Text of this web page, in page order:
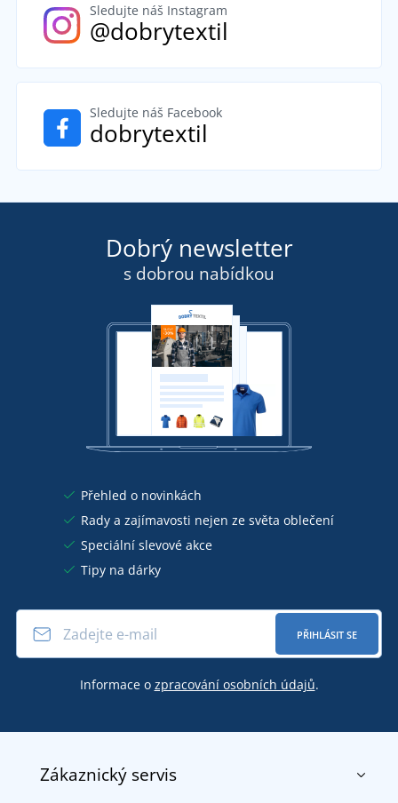
Sledujte náš Instagram
@dobrytextil
Sledujte náš Facebook
dobrytextil
Dobrý newsletter
s dobrou nabídkou
Přehled o novinkách
Rady a zajímavosti nejen ze světa oblečení
Speciální slevové akce
Tipy na dárky
PŘIHLÁSIT SE
Informace o zpracování osobních údajů.
Zákaznický servis